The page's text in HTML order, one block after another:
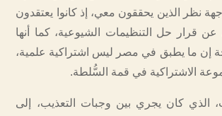
نظر الذين يحققون معي، إذ كانوا يعتقدون
عن قرار حل التنظيمات الشيوعية، كما أنها
إن ما يطبق في مصر ليس اشتراكية علمية،
الاشتراكية في قمة السُّلطة.
الذي كان يجري بين وجبات التعذيب، إلى